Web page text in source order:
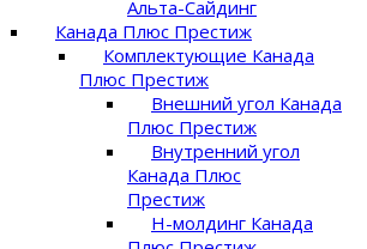
Альта-Сайдинг
Канада Плюс Престиж
Комплектующие Канада
Плюс Престиж
Внешний угол Канада
Плюс Престиж
Внутренний угол
Канада Плюс
Престиж
Н-молдинг Канада